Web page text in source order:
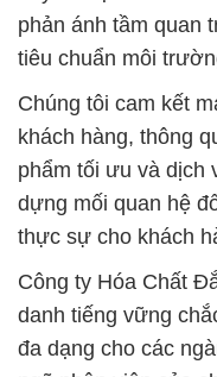
phản ánh tầm quan
tiêu chuẩn môi
Chúng tôi cam kết
khách hàng, thông
phẩm tối ưu và dịch
dựng mối quan hệ
thực sự cho khách
Công ty Hóa Chất
danh tiếng vững
đa dạng cho các